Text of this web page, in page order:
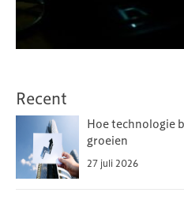
Recent
Hoe technologie
groeien
27 juli 2026